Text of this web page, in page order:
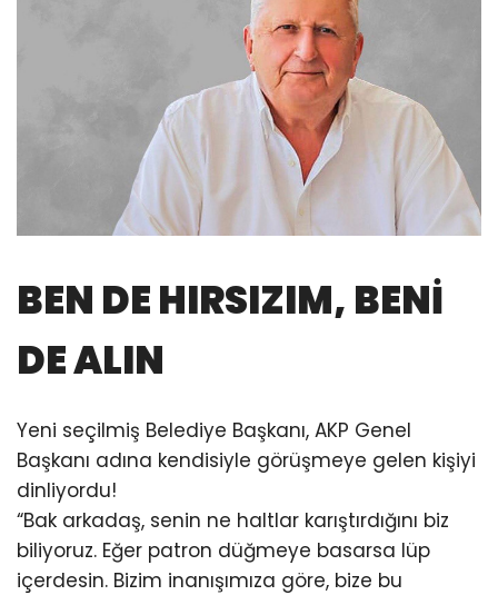
BEN DE HIRSIZIM, BENİ
DE ALIN
Yeni seçilmiş Belediye Başkanı, AKP Genel
Başkanı adına kendisiyle görüşmeye gelen kişiyi
dinliyordu!
“Bak arkadaş, senin ne haltlar karıştırdığını biz
biliyoruz. Eğer patron düğmeye basarsa lüp
içerdesin. Bizim inanışımıza göre, bize bu